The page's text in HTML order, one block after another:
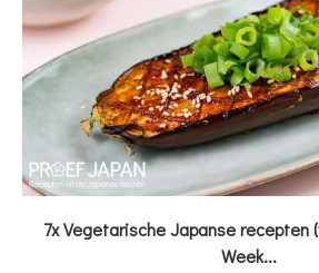
7x Vegetarische Japanse recepten
Week...